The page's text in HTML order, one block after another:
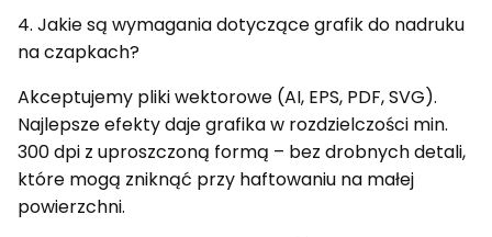
4. Jakie są wymagania dotyczące grafik do nadruku
na czapkach?
Akceptujemy pliki wektorowe (AI, EPS, PDF, SVG).
Najlepsze efekty daje grafika w rozdzielczości min.
300 dpi z uproszczoną formą – bez drobnych detali,
które mogą zniknąć przy haftowaniu na małej
powierzchni.